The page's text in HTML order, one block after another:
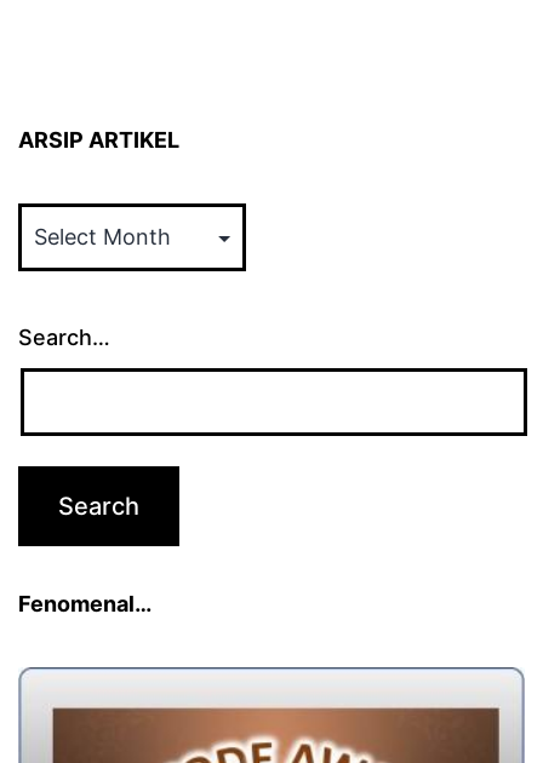
ARSIP ARTIKEL
ARTIKEL
Search…
Fenomenal…